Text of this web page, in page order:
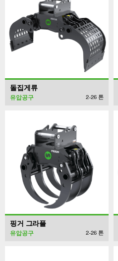
돌집게류
유압공구 2-26 톤
핑거 그라플
유압공구 2-26 톤